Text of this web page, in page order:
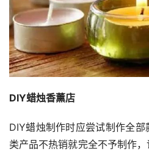
DIY蜡烛香薰店
DIY蜡烛制作时应尝试制作全
类产品不热销就完全不予制作